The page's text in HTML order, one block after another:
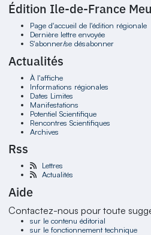
Édition Ile-de-France
Page d'accueil de l'édition régionale
Dernière lettre envoyée
S'abonner/se désabonner
Actualités
À l'affiche
Informations régionales
Dates Limites
Manifestations
Potentiel Scientifique
Rencontres Scientifiques
Archives
Rss
Lettres
Actualités
Aide
Contactez-nous pour toute
sur le contenu éditorial
sur le fonctionnement technique